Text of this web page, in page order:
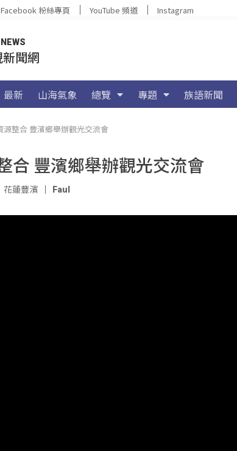
Facebook 粉絲專頁 YouTube 頻道 Instagram
聞網
最新 山海氣象 總覽 專題 族語新聞
源整合 豐濱鄉舉辦觀光交流會
合 豐濱鄉舉辦觀光交流會
花蓮豐濱 Faul